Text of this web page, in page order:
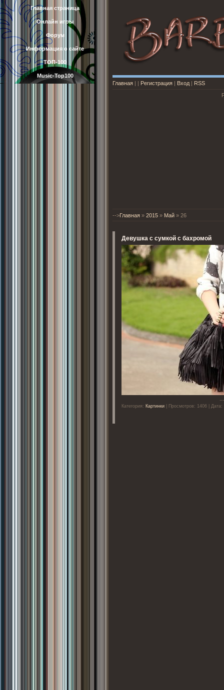
Главная страница
Онлайн игры
Форум
Информация о сайте
ТОП-100
Music-Top100
Главная
Регистрация Вход
RSS
-->Главная » 2015 » Май » 26
Девушка с сумкой с бахромой
Категория: Картинки | Просмотров: 1406 |